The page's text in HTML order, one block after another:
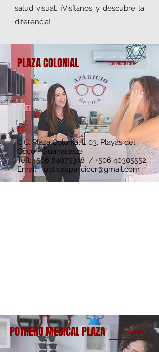
salud visual. ¡Visítanos y descubre la
diferencia!
PLAZA COLONIAL AGENDAR CITA
C.C. Plaza Colonial L 03, Playas del
Coco - Guanacaste
Tefl: +506 84075308 / +506 40305552
Email:opticaapariciocr@gmail.com
POTRERO MEDICAL PLAZA AGENDAR CITA